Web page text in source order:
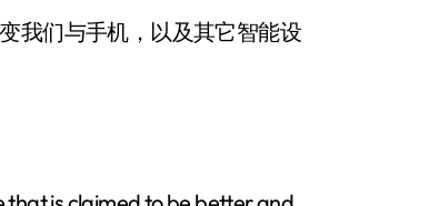
我们与手机，以及其它智能设